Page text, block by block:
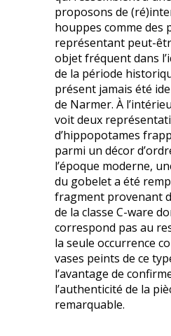
proposons de
houppes comme des
représentant peut-
objet fréquent dans
de la période
présent jamais été
de Narmer. À
voit deux
d’hippopotames
parmi un décor
l’époque moderne,
du gobelet a été
fragment provenant
de la classe C-ware
correspond pas au
la seule occurrence
vases peints de ce
l’avantage de
l’authenticité de la
remarquable.